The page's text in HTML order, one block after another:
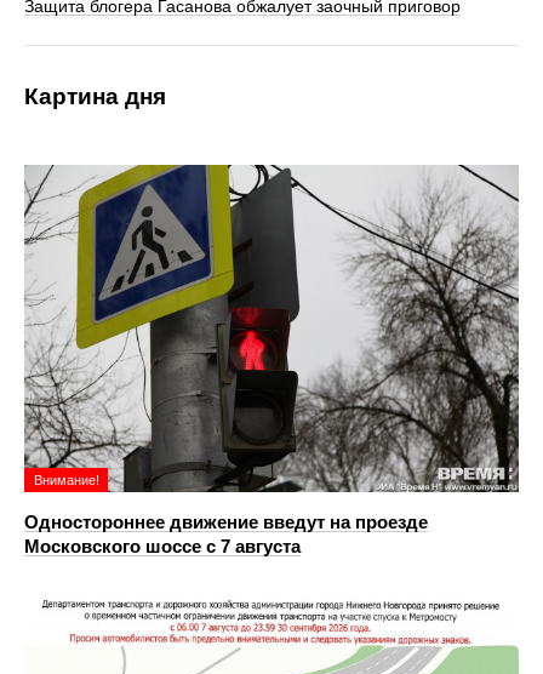
Защита блогера Гасанова обжалует заочный приговор
Картина дня
Внимание!
Одностороннее движение введут на проезде
Московского шоссе с 7 августа